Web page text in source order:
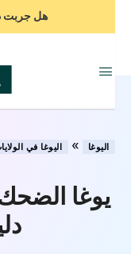
هل جربت
اليوغا » اليوغا في
يوغا